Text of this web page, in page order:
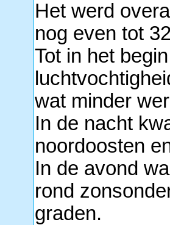
Het werd
nog even tot
Tot in het
wat minder
In de nacht
noordoosten
In de avond
rond
graden.